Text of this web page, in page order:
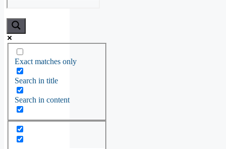
Exact matches only
Search in title
Search in content